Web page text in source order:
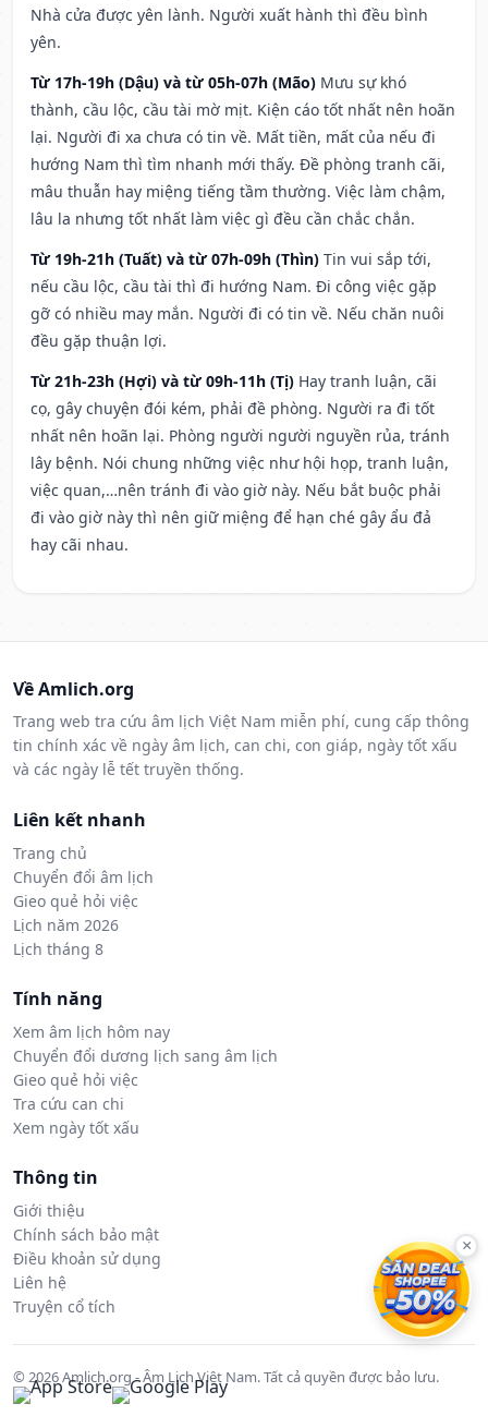
Nhà cửa được yên lành. Người xuất hành thì đều bình
yên.
Từ 17h-19h (Dậu) và từ 05h-07h (Mão) Mưu sự khó
thành, cầu lộc, cầu tài mờ mịt. Kiện cáo tốt nhất nên hoãn
lại. Người đi xa chưa có tin về. Mất tiền, mất của nếu đi
hướng Nam thì tìm nhanh mới thấy. Đề phòng tranh cãi,
mâu thuẫn hay miệng tiếng tầm thường. Việc làm chậm,
lâu la nhưng tốt nhất làm việc gì đều cần chắc chắn.
Từ 19h-21h (Tuất) và từ 07h-09h (Thìn) Tin vui sắp tới,
nếu cầu lộc, cầu tài thì đi hướng Nam. Đi công việc gặp
gỡ có nhiều may mắn. Người đi có tin về. Nếu chăn nuôi
đều gặp thuận lợi.
Từ 21h-23h (Hợi) và từ 09h-11h (Tị) Hay tranh luận, cãi
cọ, gây chuyện đói kém, phải đề phòng. Người ra đi tốt
nhất nên hoãn lại. Phòng người người nguyền rủa, tránh
lây bệnh. Nói chung những việc như hội họp, tranh luận,
việc quan,…nên tránh đi vào giờ này. Nếu bắt buộc phải
đi vào giờ này thì nên giữ miệng để hạn ché gây ẩu đả
hay cãi nhau.
Về Amlich.org
Trang web tra cứu âm lịch Việt Nam miễn phí, cung cấp thông
tin chính xác về ngày âm lịch, can chi, con giáp, ngày tốt xấu
và các ngày lễ tết truyền thống.
Liên kết nhanh
Trang chủ
Chuyển đổi âm lịch
Gieo quẻ hỏi việc
Lịch năm 2026
Lịch tháng 8
Tính năng
Xem âm lịch hôm nay
Chuyển đổi dương lịch sang âm lịch
Gieo quẻ hỏi việc
Tra cứu can chi
Xem ngày tốt xấu
Thông tin
Giới thiệu
Chính sách bảo mật
Điều khoản sử dụng
Liên hệ
Truyện cổ tích
© 2026 Amlich.org - Âm Lịch Việt Nam. Tất cả quyền được bảo lưu.
×